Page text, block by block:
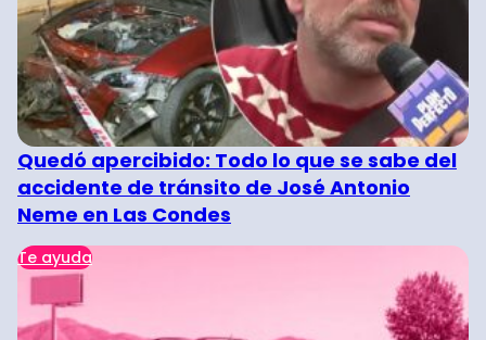
Quedó apercibido: Todo lo que se sabe del
accidente de tránsito de José Antonio
Neme en Las Condes
Te ayuda